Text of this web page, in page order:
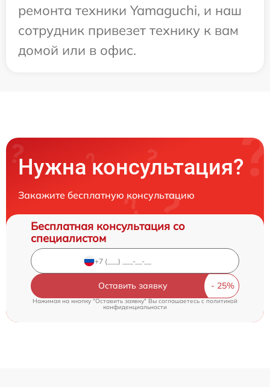
ремонта техники Yamaguchi, и наш
сотрудник привезет технику к вам
домой или в офис.
Нужна консультация?
Закажите бесплатную консультацию
Бесплатная консультация со
специалистом
Оставить заявку
Нажимая на кнопку "Оставить заявку" Вы соглашаетесь c политикой
конфиденциальности